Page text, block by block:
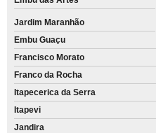
Jardim Maranhão
Embu Guaçu
Francisco Morato
Franco da Rocha
Itapecerica da Serra
Itapevi
Jandira